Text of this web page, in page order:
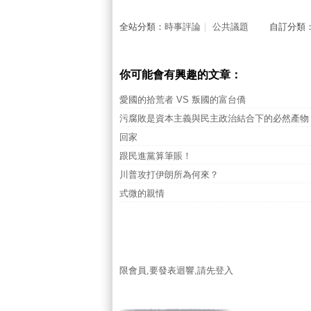
全站分類： 時事評論 公共議題 自訂分類：
你可能會有興趣的文章：
愛國的拾荒者 VS 叛國的富台僑
污腐敗是資本主義與民主政治結合下的必然產物
回家
跟民進黨算筆賬！
川普攻打伊朗所為何來？
式微的親情
限會員,要發表迴響,請先登入